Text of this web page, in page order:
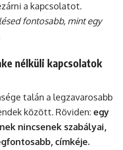
a kapcsolatot.
fontosabb, mint egy
nélküli kapcsolatok
talán a legzavarosabb
között. Röviden: egy
nincsenek szabályai,
címkéje.